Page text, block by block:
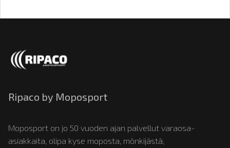
Ripaco by Moposport
Moposport on jo 50 vuoden ajan palvellut varaosa-
asiakkaita, olipa kyse moposta, mönkijästä,